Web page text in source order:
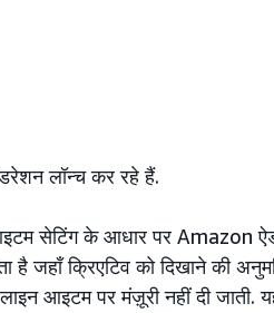
लॉन्च कर रहे हैं.
सेटिंग के आधार पर Amazon ऐड
जहाँ क्रिएटिव को दिखाने की
आइटम पर मंज़ूरी नहीं दी जाती.